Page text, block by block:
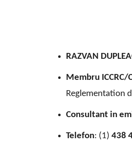
RAZVAN
Membru ICCRC/
Reglementation
Consultant in
Telefon: (1) 438